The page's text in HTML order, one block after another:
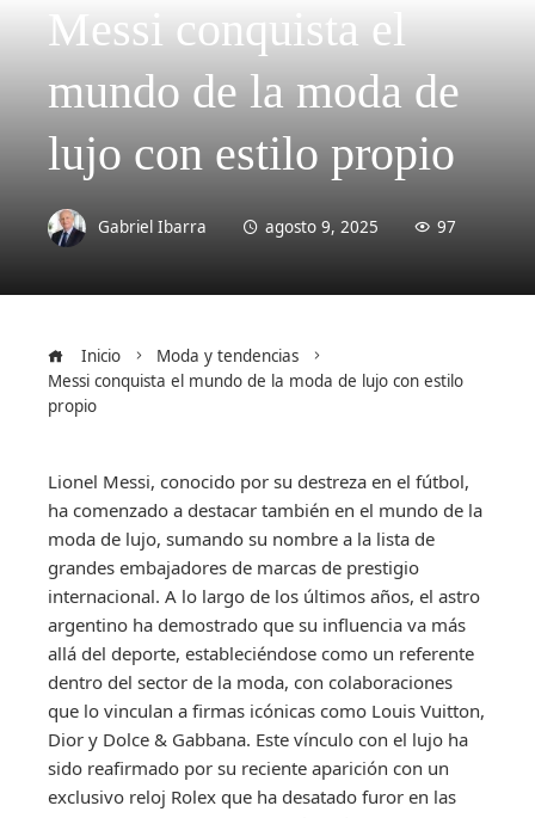
Messi conquista el
mundo de la moda de
lujo con estilo propio
Gabriel Ibarra agosto 9, 2025 97
Inicio
Moda y tendencias
Messi conquista el mundo de la moda de lujo con estilo
propio
Lionel Messi, conocido por su destreza en el fútbol,
ha comenzado a destacar también en el mundo de la
moda de lujo, sumando su nombre a la lista de
grandes embajadores de marcas de prestigio
internacional. A lo largo de los últimos años, el astro
argentino ha demostrado que su influencia va más
allá del deporte, estableciéndose como un referente
dentro del sector de la moda, con colaboraciones
que lo vinculan a firmas icónicas como Louis Vuitton,
Dior y Dolce & Gabbana. Este vínculo con el lujo ha
sido reafirmado por su reciente aparición con un
exclusivo reloj Rolex que ha desatado furor en las